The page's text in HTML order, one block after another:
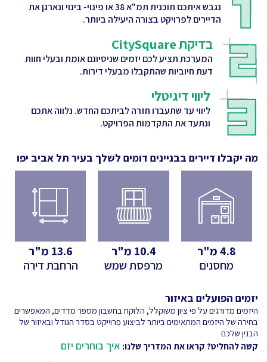
נגבש איתכם תוכנית תמ"א 38 או פינוי- בינוי ונארגן את
הדיירים לפרויקט בצורה היעילה ביותר.
בדיקת CitySquare
המערכת תציע לכם יזמים שניסיונם אומת ובעלי חוות
דעת חיוביות שהתקבלו מבעלי דירות.
ליווי דיגיטלי
ליווי עד שתעברו חזרה לביתכם החדש. נלווה אתכם
ונתעד את התקדמות הפרויקט.
מה יקבלו דיירים בבניינים דומים לשלך בעיר תל אביב יפו
4.8מ"ר
מחסנים
10.4 מ"ר
מרפסת שמש
13.6 מ"ר
הרחבת דירה
יזמים הפועלים באיזור
היזמים מדורגים על פי ציון משוקלל, הלוקח בחשבון מספר מדדים, המאפשרים
בחירה של היזמים המתאימים ביותר לביצוע פרוייקט בסדר הגודל ובאיזור של
הבנין שלכם
קשה להחליט? קראו את המדריך שלנו: איך בוחרים יזם